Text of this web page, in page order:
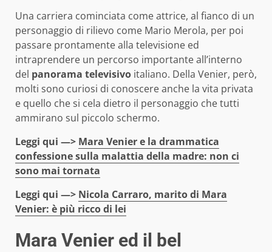
Una carriera cominciata come attrice, al fianco di un
personaggio di rilievo come Mario Merola, per poi
passare prontamente alla televisione ed
intraprendere un percorso importante all’interno
del panorama televisivo italiano. Della Venier, però,
molti sono curiosi di conoscere anche la vita privata
e quello che si cela dietro il personaggio che tutti
ammirano sul piccolo schermo.
Leggi qui —> Mara Venier e la drammatica
confessione sulla malattia della madre: non ci
sono mai tornata
Leggi qui —> Nicola Carraro, marito di Mara
Venier: è più ricco di lei
Mara Venier ed il bel